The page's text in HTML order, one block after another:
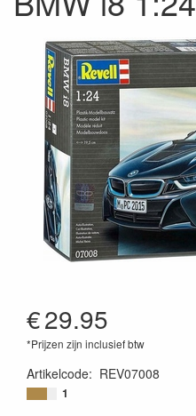
€29.95
*Prijzen zijn inclusief btw
Artikelcode: REV07008
4009803070087
1